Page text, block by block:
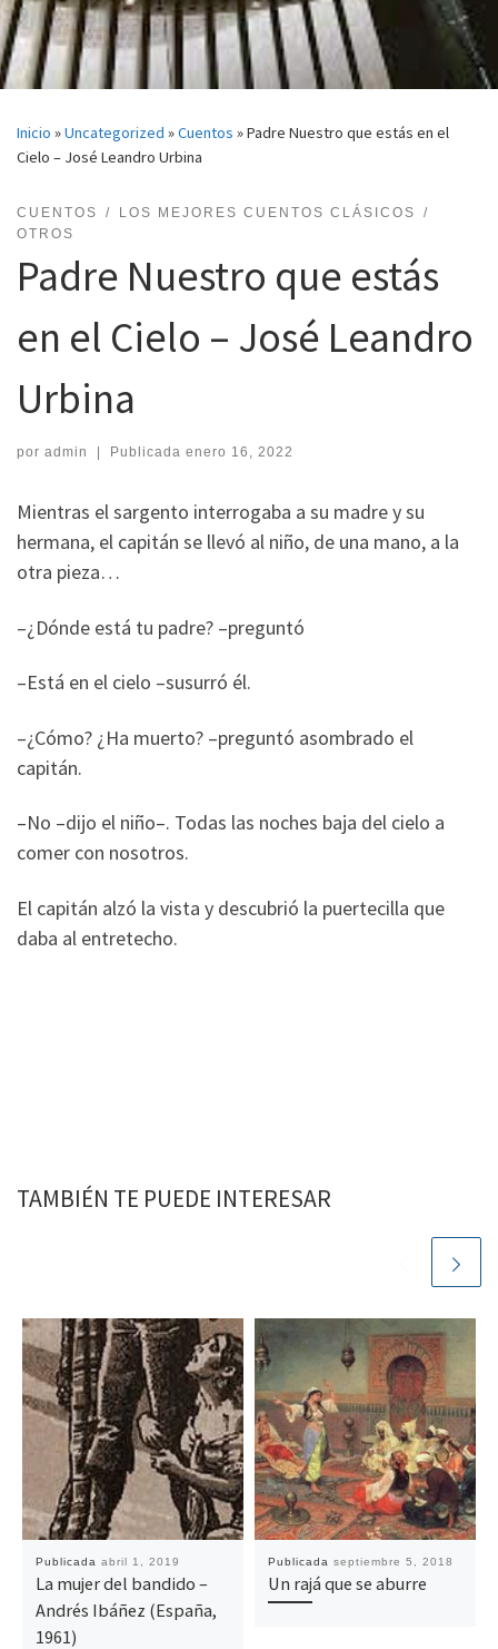
Inicio »Uncategorized »Cuentos »Padre Nuestro que estás en el
Cielo – José Leandro Urbina
CUENTOS
LOS MEJORES CUENTOS CLÁSICOS
OTROS
Padre Nuestro que estás
en el Cielo – José Leandro
Urbina
por admin Publicada enero 16, 2022
Mientras el sargento interrogaba a su madre y su
hermana, el capitán se llevó al niño, de una mano, a la
otra pieza…
–¿Dónde está tu padre? –preguntó
–Está en el cielo –susurró él.
–¿Cómo? ¿Ha muerto? –preguntó asombrado el
capitán.
–No –dijo el niño–. Todas las noches baja del cielo a
comer con nosotros.
El capitán alzó la vista y descubrió la puertecilla que
daba al entretecho.
TAMBIÉN TE PUEDE INTERESAR
Publicada abril 1, 2019
La mujer del bandido –
Andrés Ibáñez (España,
1961)
Publicada septiembre 5, 2018
Un rajá que se aburre